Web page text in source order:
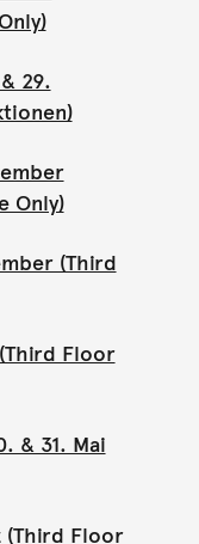
29.
Only)
(Third
Floor
& 31. Mai
(Third Floor